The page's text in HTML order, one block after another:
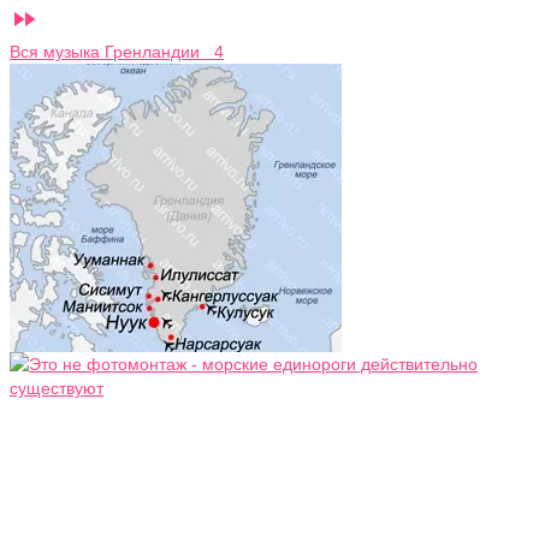

Вся музыка Гренландии 4